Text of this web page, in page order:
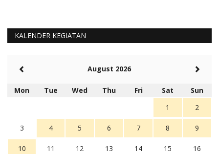
KALENDER KEGIATAN
August 2026
Mon Tue Wed Thu Fri Sat
Sun
1
2
3 4 5 6 7 8 9
10 11 12 13 14 15 16